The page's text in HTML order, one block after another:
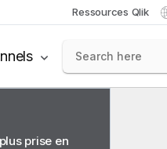
Ressources Qlik
prise en